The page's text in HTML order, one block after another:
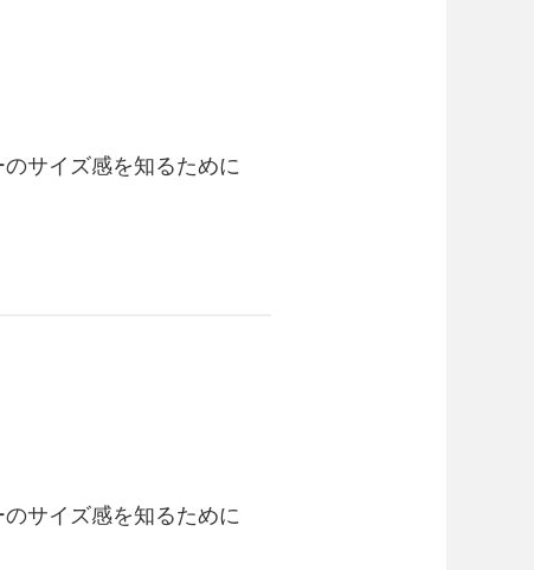
サイズ感を知るために
サイズ感を知るために